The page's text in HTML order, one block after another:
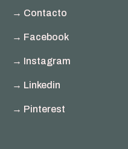
→ Contacto
→ Facebook
→ Instagram
→ Linkedin
→ Pinterest